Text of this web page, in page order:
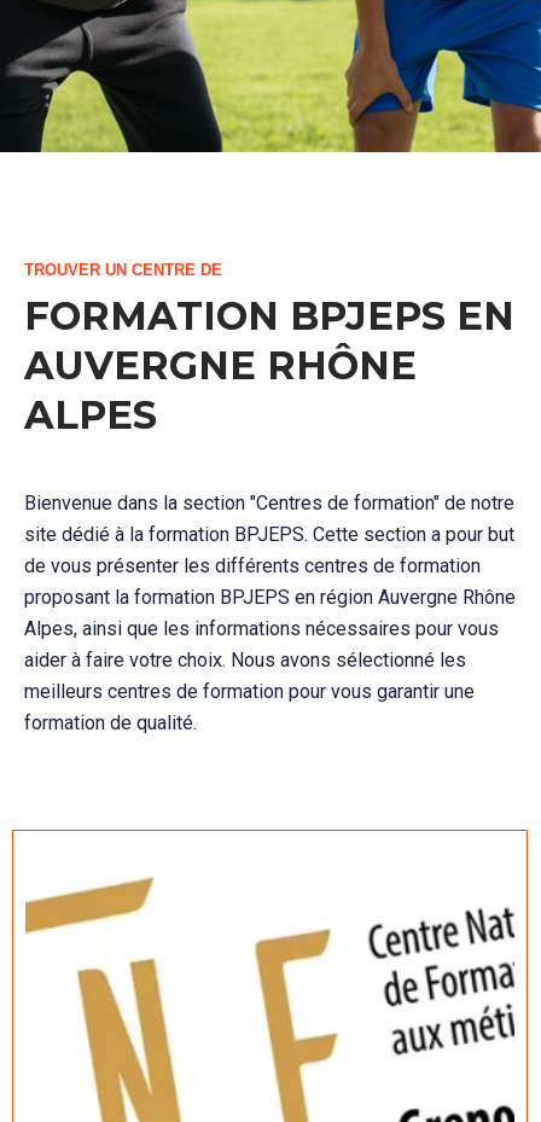
TROUVER UN CENTRE DE
FORMATION BPJEPS EN
AUVERGNE RHÔNE
ALPES
Bienvenue dans la section "Centres de formation" de notre
site dédié à la formation BPJEPS. Cette section a pour but
de vous présenter les différents centres de formation
proposant la formation BPJEPS en région Auvergne Rhône
Alpes, ainsi que les informations nécessaires pour vous
aider à faire votre choix. Nous avons sélectionné les
meilleurs centres de formation pour vous garantir une
formation de qualité.